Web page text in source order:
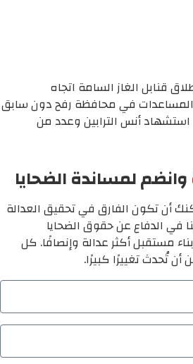
قنابل الغاز السامة اتجاه
المساعدات في محافظة رفح دون سابق
استشهاد أنس الترابين وعدد من
وانضم لمساندة الضحايا
أن تكون الفارق في تحقيق العدالة
في الدفاع عن حقوق الضحايا
مستقبل أكثر عدالة وإنصافًا. كل
تُحدث تغييرًا كبيرًا.